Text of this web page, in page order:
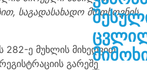
საგადასახადო მოთხოვნის
გარეშე